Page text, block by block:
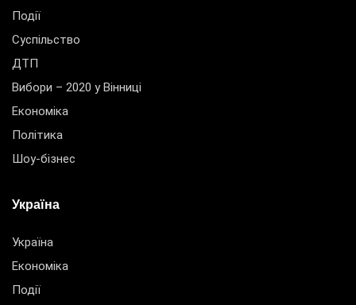
Події
Суспільство
ДТП
Вибори – 2020 у Вінниці
Економіка
Політика
Шоу-бізнес
Україна
Україна
Економіка
Події